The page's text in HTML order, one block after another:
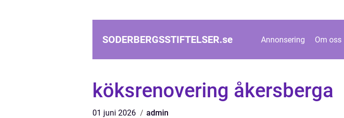
SODERBERGSSTIFTELSER.se Annonsering Om oss
köksrenovering åkersberga
01 juni 2026 admin